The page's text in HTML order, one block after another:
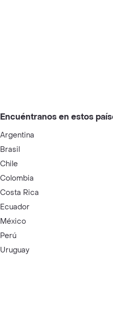
Encuéntranos en estos
Argentina
Brasil
Chile
Colombia
Costa Rica
Ecuador
México
Perú
Uruguay